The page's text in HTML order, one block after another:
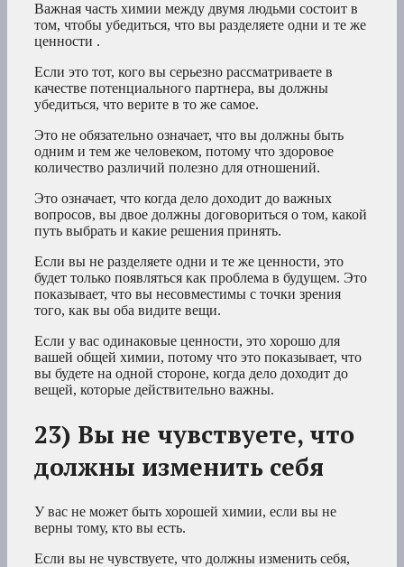
Важная часть химии между двумя людьми состоит в
том, чтобы убедиться, что вы разделяете одни и те же
ценности .
Если это тот, кого вы серьезно рассматриваете в
качестве потенциального партнера, вы должны
убедиться, что верите в то же самое.
Это не обязательно означает, что вы должны быть
одним и тем же человеком, потому что здоровое
количество различий полезно для отношений.
Это означает, что когда дело доходит до важных
вопросов, вы двое должны договориться о том, какой
путь выбрать и какие решения принять.
Если вы не разделяете одни и те же ценности, это
будет только появляться как проблема в будущем. Это
показывает, что вы несовместимы с точки зрения
того, как вы оба видите вещи.
Если у вас одинаковые ценности, это хорошо для
вашей общей химии, потому что это показывает, что
вы будете на одной стороне, когда дело доходит до
вещей, которые действительно важны.
23) Вы не чувствуете, что
должны изменить себя
У вас не может быть хорошей химии, если вы не
верны тому, кто вы есть.
Если вы не чувствуете, что должны изменить себя,